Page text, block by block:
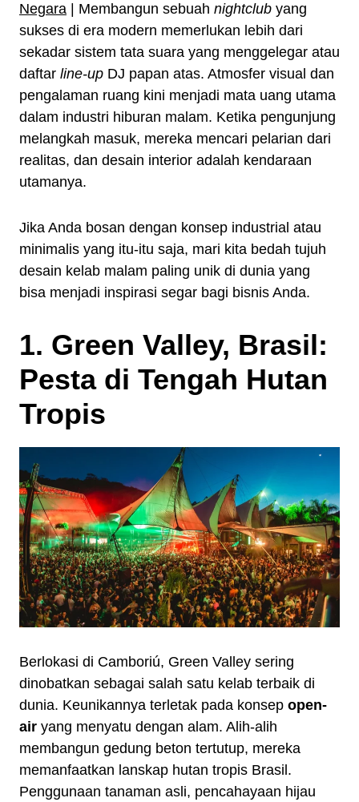
Negara | Membangun sebuah nightclub yang
sukses di era modern memerlukan lebih dari
sekadar sistem tata suara yang menggelegar atau
daftar line-up DJ papan atas. Atmosfer visual dan
pengalaman ruang kini menjadi mata uang utama
dalam industri hiburan malam. Ketika pengunjung
melangkah masuk, mereka mencari pelarian dari
realitas, dan desain interior adalah kendaraan
utamanya.
Jika Anda bosan dengan konsep industrial atau
minimalis yang itu-itu saja, mari kita bedah tujuh
desain kelab malam paling unik di dunia yang
bisa menjadi inspirasi segar bagi bisnis Anda.
1. Green Valley, Brasil:
Pesta di Tengah Hutan
Tropis
Berlokasi di Camboriú, Green Valley sering
dinobatkan sebagai salah satu kelab terbaik di
dunia. Keunikannya terletak pada konsep open-
air yang menyatu dengan alam. Alih-alih
membangun gedung beton tertutup, mereka
memanfaatkan lanskap hutan tropis Brasil.
Penggunaan tanaman asli, pencahayaan hijau